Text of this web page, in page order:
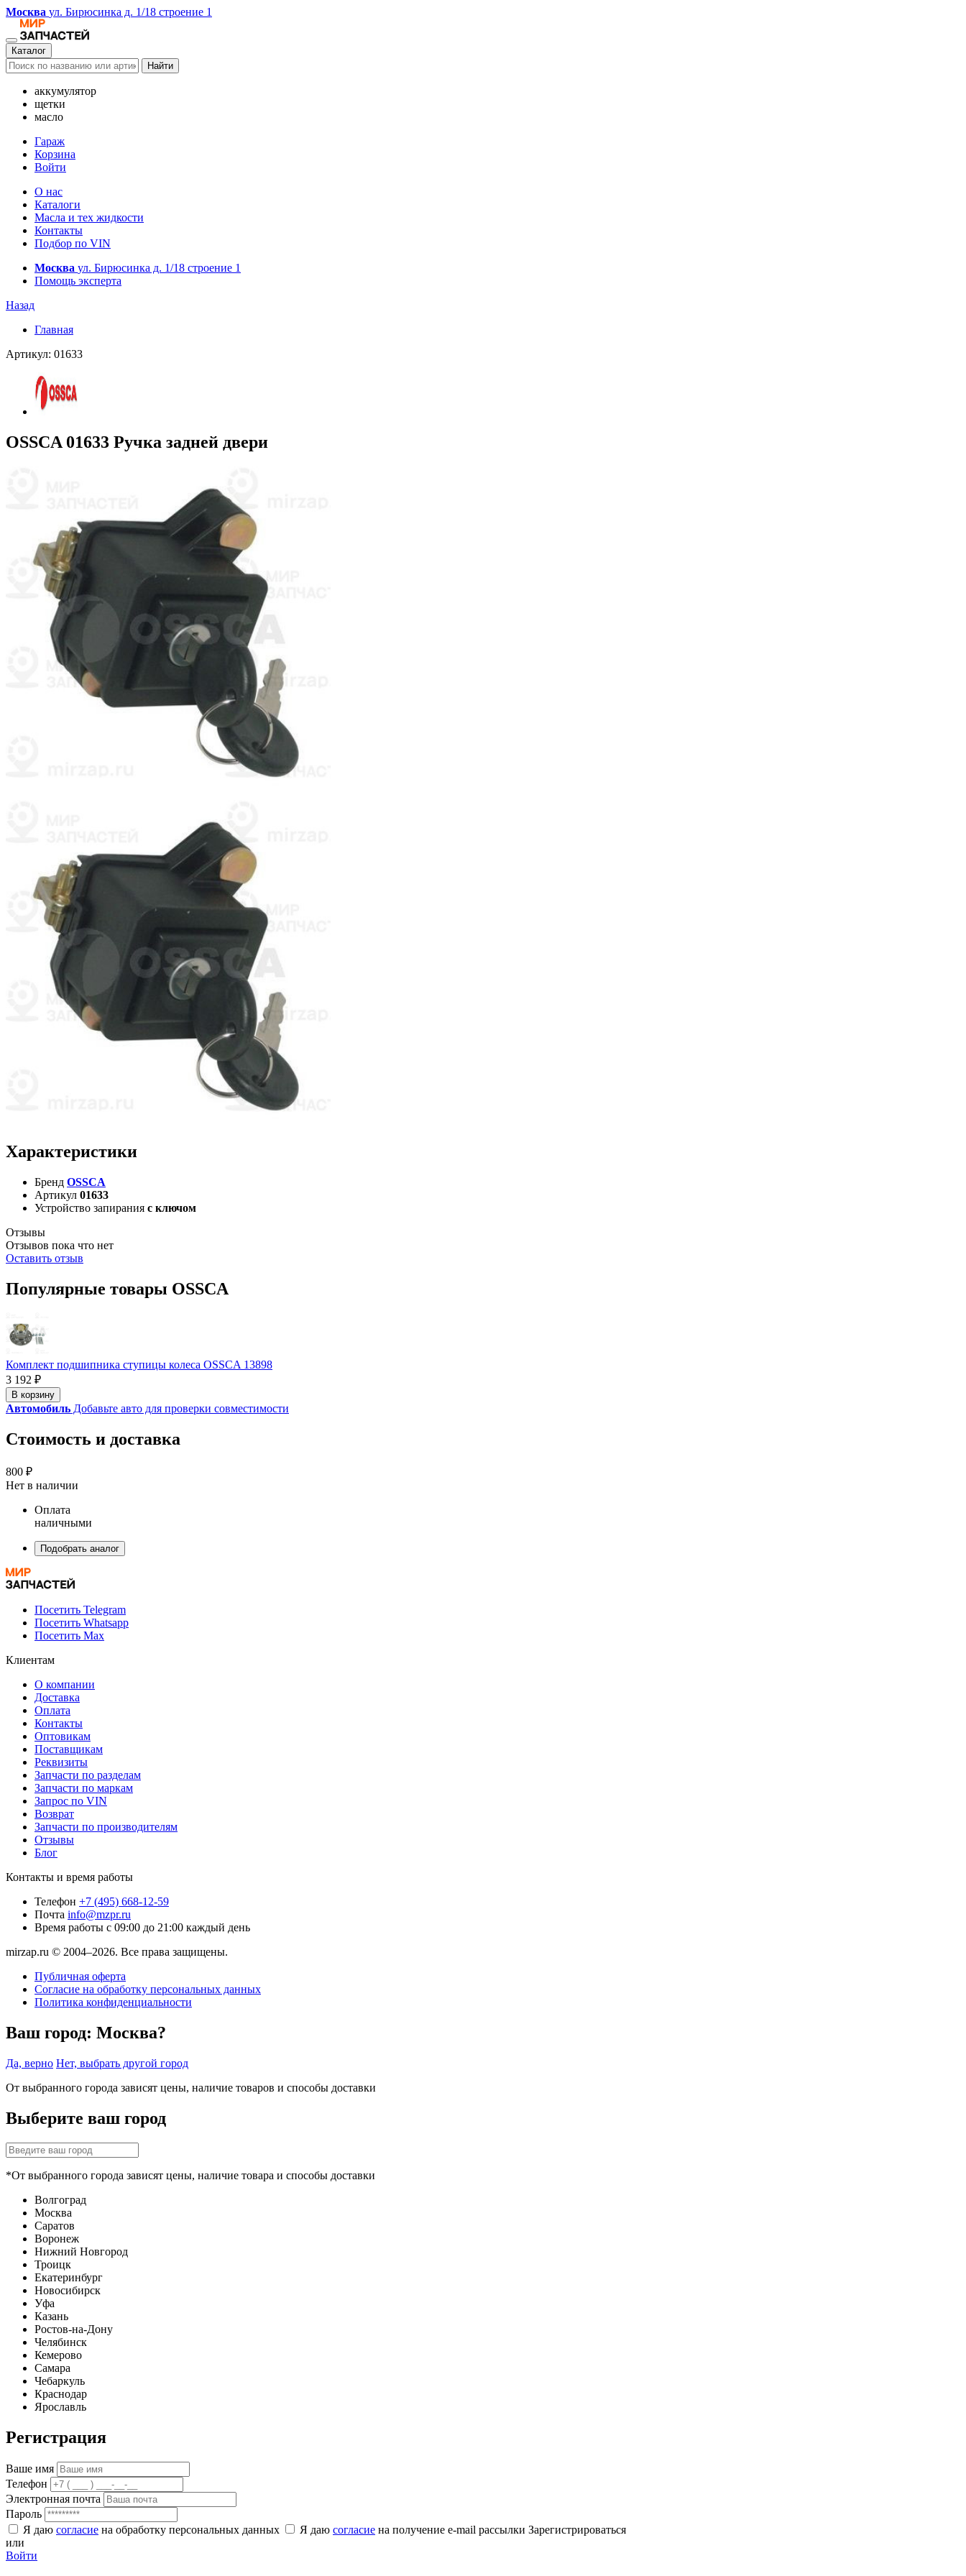
Москва ул. Бирюсинка д. 1/18 строение 1
Каталог
Найти
аккумулятор
щетки
масло
Гараж
Корзина
Войти
О нас
Каталоги
Масла и тех жидкости
Контакты
Подбор по VIN
Москва ул. Бирюсинка д. 1/18 строение 1
Помощь эксперта
Назад
Главная
Артикул: 01633
OSSCA 01633 Ручка задней двери
Характеристики
Бренд OSSCA
Артикул 01633
Устройство запирания с ключом
Отзывы
Отзывов пока что нет
Оставить отзыв
Популярные товары OSSCA
Комплект подшипника ступицы колеса OSSCA 13898
3 192 ₽
В корзину
Автомобиль Добавьте авто для проверки совместимости
Стоимость и доставка
800 ₽
Нет в наличии
Оплата
наличными
Подобрать аналог
Посетить Telegram
Посетить Whatsapp
Посетить Max
Клиентам
О компании
Доставка
Оплата
Контакты
Оптовикам
Поставщикам
Реквизиты
Запчасти по разделам
Запчасти по маркам
Запрос по VIN
Возврат
Запчасти по производителям
Отзывы
Блог
Контакты и время работы
Телефон +7 (495) 668-12-59
Почта info@mzpr.ru
Время работы с 09:00 до 21:00 каждый день
mirzap.ru © 2004–2026. Все права защищены.
Публичная оферта
Согласие на обработку персональных данных
Политика конфиденциальности
Ваш город: Москва?
Да, верно Нет, выбрать другой город
От выбранного города зависят цены, наличие товаров и способы доставки
Выберите ваш город
*От выбранного города зависят цены, наличие товара и способы доставки
Волгоград
Москва
Саратов
Воронеж
Нижний Новгород
Троицк
Екатеринбург
Новосибирск
Уфа
Казань
Ростов-на-Дону
Челябинск
Кемерово
Самара
Чебаркуль
Краснодар
Ярославль
Регистрация
Ваше имя
Телефон
Электронная почта
Пароль
Я даю согласие на обработку персональных данных Я даю согласие на получение e-mail рассылки Зарегистрироваться
или
Войти